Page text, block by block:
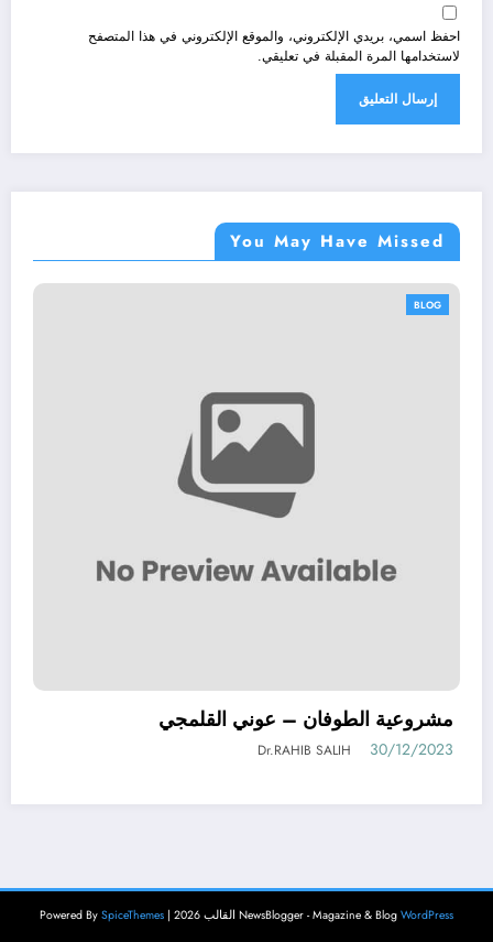
احفظ اسمي، بريدي الإلكتروني، والموقع الإلكتروني في هذا المتصفح
لاستخدامها المرة المقبلة في تعليقي.
You May Have Missed
BLOG
مشروعية الطوفان – عوني القلمجي
30/12/2023
Dr.RAHIB SALIH
NewsBlogger - Magazine & Blog WordPress القالب 2026 | Powered By SpiceThemes